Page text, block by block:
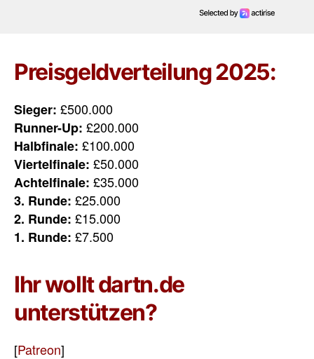
Preisgeldverteilung 2025:
Sieger: £500.000
Runner-Up: £200.000
Halbfinale: £100.000
Viertelfinale: £50.000
Achtelfinale: £35.000
3. Runde: £25.000
2. Runde: £15.000
1. Runde: £7.500
Ihr wollt dartn.de
unterstützen?
[Patreon]